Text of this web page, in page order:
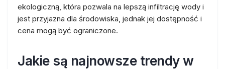
ekologiczną, która pozwala na lepszą infiltrację wody i
jest przyjazna dla środowiska, jednak jej dostępność i
cena mogą być ograniczone.
Jakie są najnowsze trendy w